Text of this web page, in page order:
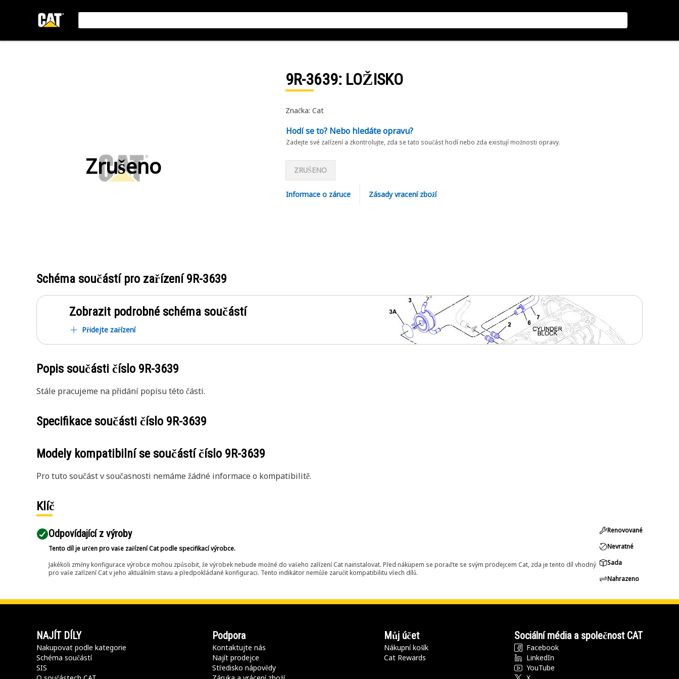
Zrušeno
9R-3639: LOŽISKO
Značka: Cat
Hodí se to? Nebo hledáte opravu?
Zadejte své zařízení a zkontrolujte, zda se tato součást hodí nebo zda existují možnosti opravy.
ZRUŠENO
Informace o záruce Zásady vracení zboží
Schéma součástí pro zařízení9R-3639
Zobrazit podrobné schéma součástí
Přidejte zařízení
Popis součásti číslo 9R-3639
Stále pracujeme na přidání popisu této části.
Specifikace součásti číslo 9R-3639
Modely kompatibilní se součástí číslo 9R-3639
Pro tuto součást v současnosti nemáme žádné informace o kompatibilitě.
Klíč
Odpovídající z výroby
Tento díl je určen pro vaše zařízení Cat podle specifikací výrobce.
Jakékoli změny konfigurace výrobce mohou způsobit, že výrobek nebude možné do vašeho zařízení Cat nainstalovat. Před nákupem se poraďte se svým prodejcem Cat, zda je tento díl vhodný
pro vaše zařízení Cat v jeho aktuálním stavu a předpokládané konfiguraci. Tento indikátor nemůže zaručit kompatibilitu všech dílů.
Renovované
Nevratné
Sada
Nahrazeno
NAJÍT DÍLY
Nakupovat podle kategorie
Schéma součástí
SIS
Podpora
Kontaktujte nás
Najít prodejce
Středisko nápovědy
Můj účet
Nákupní košík
Cat Rewards
Sociální média a společnost CAT
Facebook
LinkedIn
YouTube